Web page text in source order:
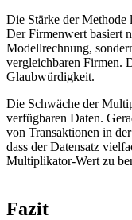
Die Stärke der
Der Firmenwert basiert
Modellrechnung,
vergleichbaren Firmen.
Glaubwürdigkeit.
Die Schwäche der
verfügbaren Daten.
von Transaktionen in
dass der Datensatz
Multiplikator-Wert zu
Fazit